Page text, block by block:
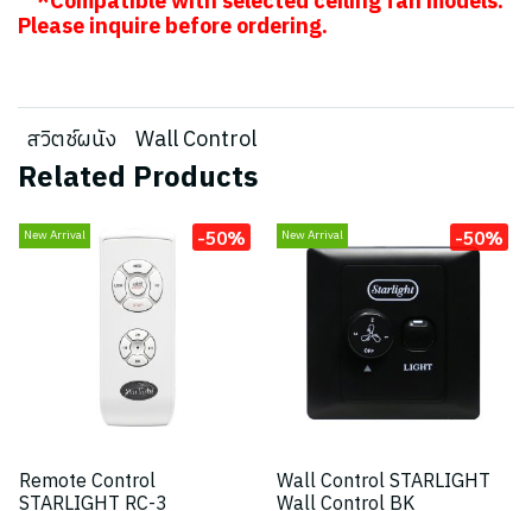
Please inquire before ordering.
สวิตช์ผนัง Wall Control
Related Products
New Arrival -50%
Remote Control
STARLIGHT RC-3
New Arrival -50%
Wall Control STARLIGHT
Wall Control BK